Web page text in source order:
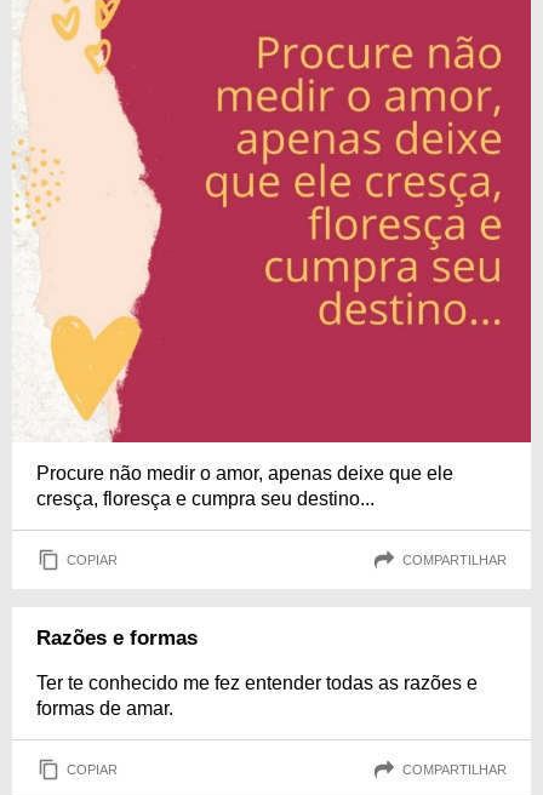
Procure não medir o amor, apenas deixe que ele
cresça, floresça e cumpra seu destino...
COPIAR COMPARTILHAR
Razões e formas
Ter te conhecido me fez entender todas as razões e
formas de amar.
COPIAR COMPARTILHAR